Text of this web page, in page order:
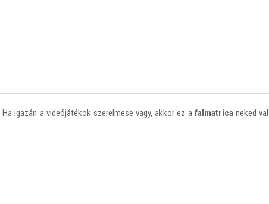
igazán a videójátékok szerelmese vagy, akkor ez a falmatricaneked